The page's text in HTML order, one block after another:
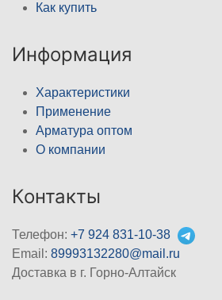
Как купить
Информация
Характеристики
Применение
Арматура оптом
О компании
Контакты
Телефон: +7 924 831-10-38
Email: 89993132280@mail.ru
Доставка в г. Горно-Алтайск